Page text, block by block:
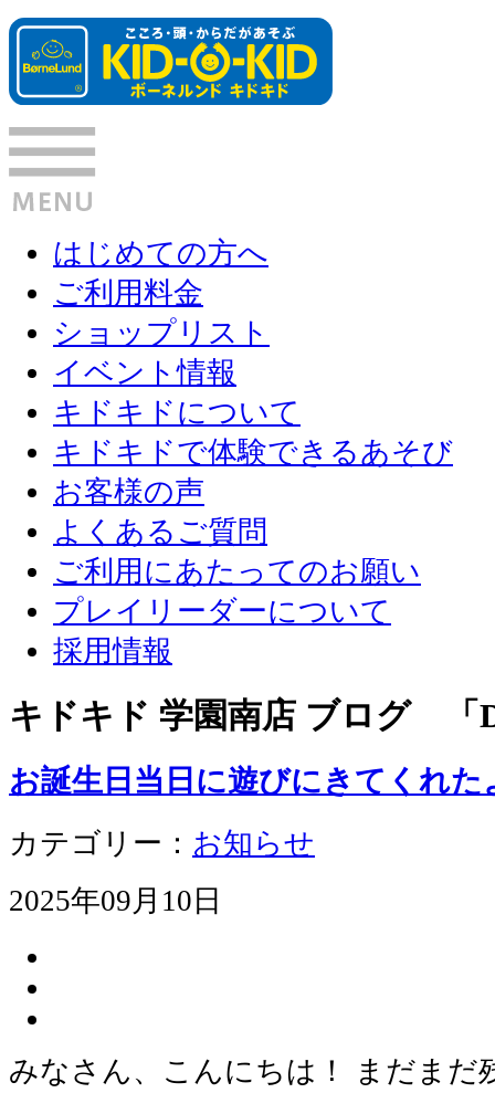
はじめての方へ
ご利用料金
ショップリスト
イベント情報
キドキドについて
キドキドで体験できるあそび
お客様の声
よくあるご質問
ご利用にあたってのお願い
プレイリーダーについて
採用情報
キドキド 学園南店 ブログ 「
お誕生日当日に遊びにきてくれた
カテゴリー： お知らせ
2025年09月10日
みなさん、こんにちは！ まだまだ